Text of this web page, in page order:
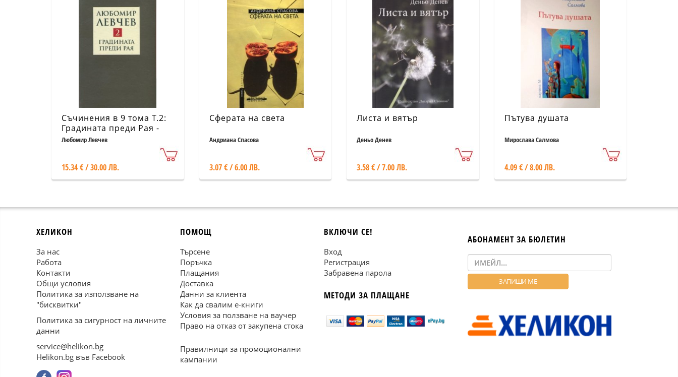
Съчинения в 9 тома Т.2:
Градината преди Рая -
Поезия (1974-1989)
Любомир Левчев
15.34 € / 30.00 ЛВ.
Сферата на света
Андриана Спасова
3.07 € / 6.00 ЛВ.
Листа и вятър
Деньо Денев
3.58 € / 7.00 ЛВ.
Пътува душата
Мирослава Салмова
4.09 € / 8.00 ЛВ.
ХЕЛИКОН
За нас
Работа
Контакти
Общи условия
Политика за използване на
"бисквитки"
Политика за сигурност на личните
данни
service@helikon.bg
Helikon.bg във Facebook
ПОМОЩ
Търсене
Поръчка
Плащания
Доставка
Данни за клиента
Как да свалим е-книги
Условия за ползване на ваучер
Право на отказ от закупена стока
Правилници за промоционални
кампании
ВКЛЮЧИ СЕ!
Вход
Регистрация
Забравена парола
МЕТОДИ ЗА ПЛАЩАНЕ
АБОНАМЕНТ ЗА БЮЛЕТИН